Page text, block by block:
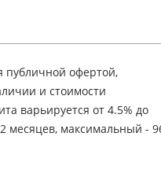
публичной офертой,
и стоимости
варьируется от 4.5% до
месяцев, максимальный -